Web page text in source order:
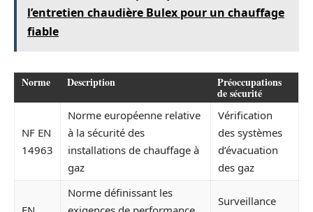
l’entretien chaudière Bulex pour un chauffage
fiable
Norme Description Préoccupations
de sécurité
NF EN
14963
Norme européenne relative
à la sécurité des
installations de chauffage à
gaz
Vérification
des systèmes
d’évacuation
des gaz
Norme définissant les
Surveillance